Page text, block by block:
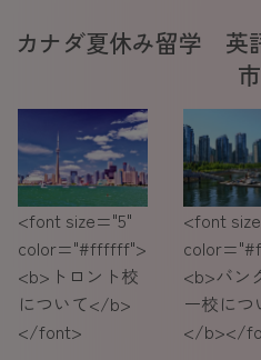
カナダ夏休み留学
市
<font size="5"
color="#ffffff">
<b>トロント校
について</b>
</font>
<font
<b>バン
ー校につ
</b></